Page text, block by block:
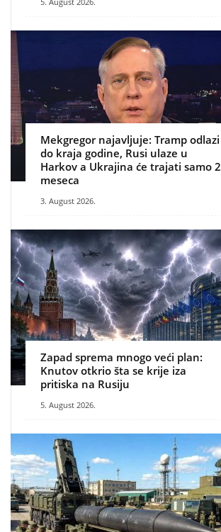
Mekgregor najavljuje: Tramp odlazi
do kraja godine, Rusi ulaze u
Harkov a Ukrajina će trajati samo 2
meseca
3. August 2026.
Zapad sprema mnogo veći plan:
Knutov otkrio šta se krije iza
pritiska na Rusiju
5. August 2026.